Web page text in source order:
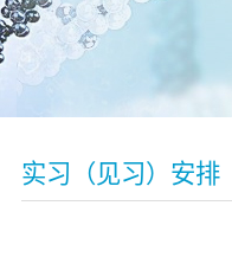
实习（见习）安排